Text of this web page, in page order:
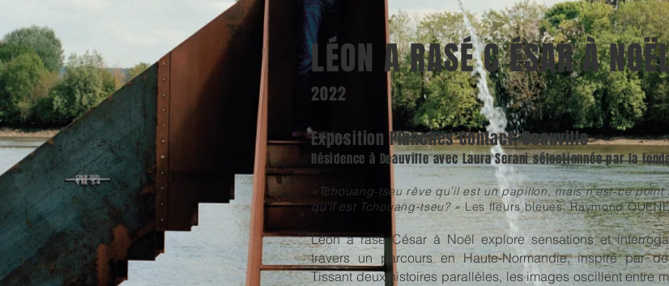
LÉON A RASÉ C ÉSAR À
2022
Exposition Planches Contact, Deauville
Résidence à Deauville avec Laura Serani sélectionnée par la
«Tchouang-tseu rêve qu’il est un papillon, mais n’est-ce
qu’il est Tchouang-tseu? »Les fleurs bleues, Raymond
Léon a rasé César à Noël explore sensations et
travers un parcours en Haute-Normandie, inspiré par
Tissant deux histoires parallèles, les images oscillent entre